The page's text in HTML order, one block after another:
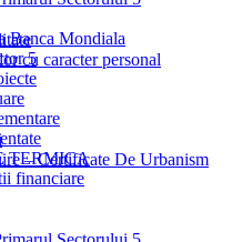
Banca Mondiala
5
TERMICA
financiare
cu caracter personal
– Certificate De Urbanism